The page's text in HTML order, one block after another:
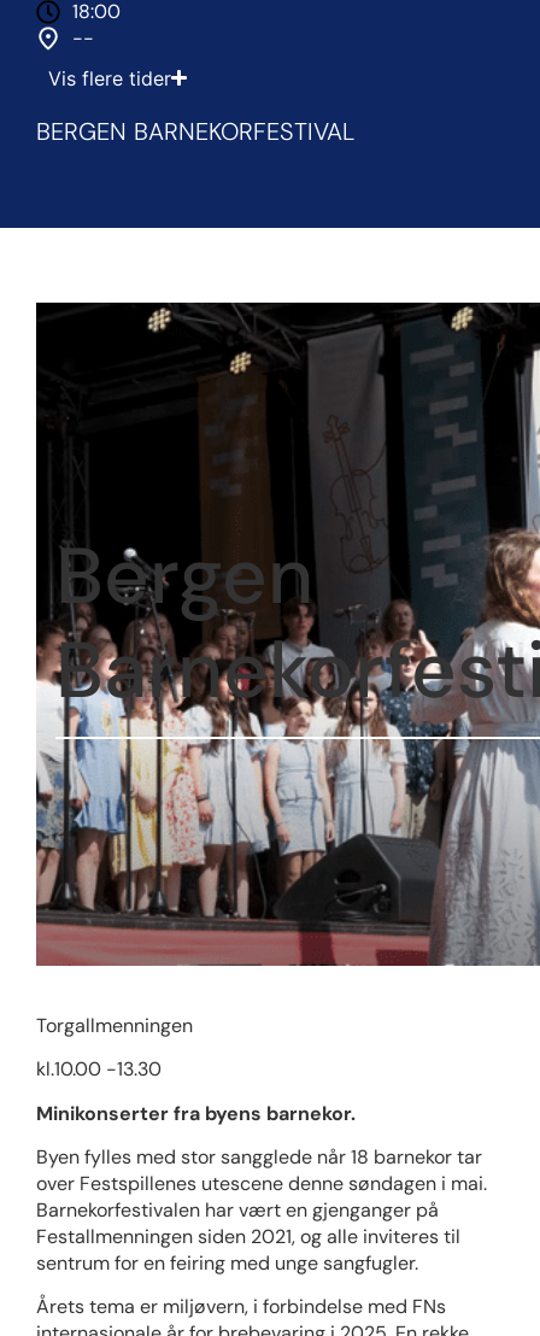
18:00
--
Vis flere tider
BERGEN BARNEKORFESTIVAL
Bergen
Torgallmenningen
kl.10.00 -13.30
Minikonserter fra byens barnekor.
Byen fylles med stor sangglede når 18 barnekor tar
over Festspillenes utescene denne søndagen i mai.
Barnekorfestivalen har vært en gjenganger på
Festallmenningen siden 2021, og alle inviteres til
sentrum for en feiring med unge sangfugler.
Årets tema er miljøvern, i forbindelse med FNs